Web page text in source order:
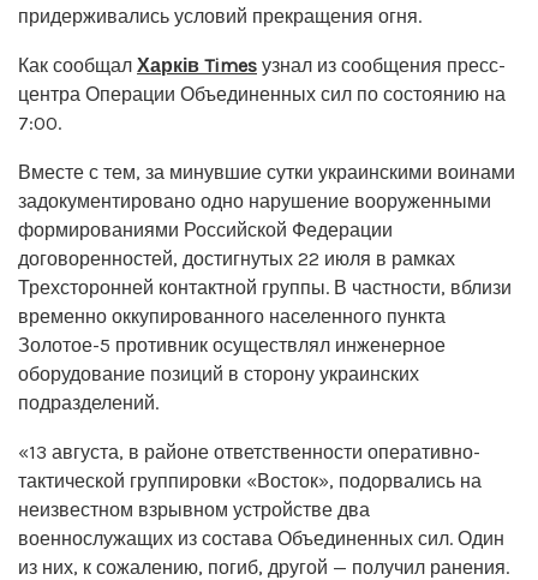
придерживались условий прекращения огня.
Как сообщал Харків Times узнал из сообщения пресс-
центра Операции Объединенных сил по состоянию на
7:00.
Вместе с тем, за минувшие сутки украинскими воинами
задокументировано одно нарушение вооруженными
формированиями Российской Федерации
договоренностей, достигнутых 22 июля в рамках
Трехсторонней контактной группы. В частности, вблизи
временно оккупированного населенного пункта
Золотое-5 противник осуществлял инженерное
оборудование позиций в сторону украинских
подразделений.
«13 августа, в районе ответственности оперативно-
тактической группировки «Восток», подорвались на
неизвестном взрывном устройстве два
военнослужащих из состава Объединенных сил. Один
из них, к сожалению, погиб, другой — получил ранения.